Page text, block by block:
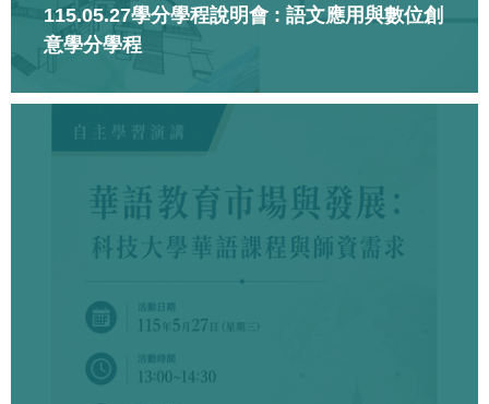
115.05.27學分學程說明會 : 語文應用與數位創
意學分學程